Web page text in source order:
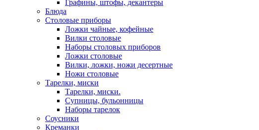
Графины, штофы, декантеры
Блюда
Столовые приборы
Ложки чайные, кофейные
Вилки столовые
Наборы столовых приборов
Ложки столовые
Вилки, ложки, ножи десертные
Ножи столовые
Тарелки, миски
Тарелки, миски.
Супницы, бульонницы
Наборы тарелок
Соусники
Креманки